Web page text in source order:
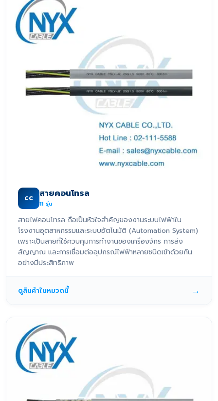
CC สายคอนโทรล
11 รุ่น
สายไฟคอนโทรล ถือเป็นหัวใจสำคัญของงานระบบไฟฟ้าใน
โรงงานอุตสาหกรรมและระบบอัตโนมัติ (Automation System)
เพราะเป็นสายที่ใช้ควบคุมการทำงานของเครื่องจักร การส่ง
สัญญาณ และการเชื่อมต่ออุปกรณ์ไฟฟ้าหลายชนิดเข้าด้วยกัน
อย่างมีประสิทธิภาพ
ดูสินค้าในหมวดนี้ →